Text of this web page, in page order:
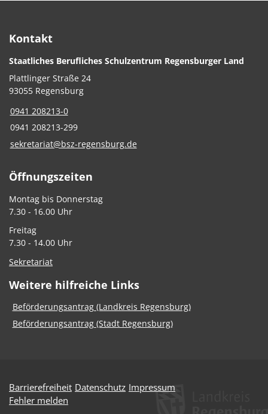
Kontakt
Staatliches Berufliches Schulzentrum Regensburger Land
Plattlinger Straße 24
93055 Regensburg
0941 208213-0
0941 208213-299
sekretariat@bsz-regensburg.de
Öffnungszeiten
Montag bis Donnerstag
7.30 - 16.00 Uhr
Freitag
7.30 - 14.00 Uhr
Sekretariat
Weitere hilfreiche Links
Beförderungsantrag (Landkreis Regensburg)
Beförderungsantrag (Stadt Regensburg)
Barrierefreiheit Datenschutz Impressum
Fehler melden